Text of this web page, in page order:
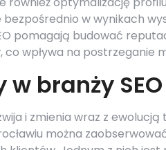
w wynikach
pomagają budować
wpływa na postrzeganie
branży
i zmienia wraz z
można